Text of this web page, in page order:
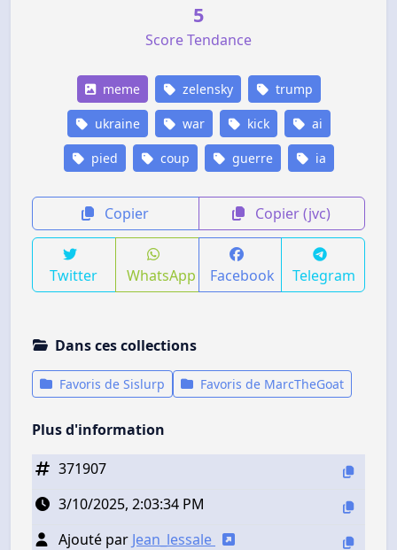
5
Score Tendance
meme zelensky trump
ukraine war kick ai
pied coup guerre ia
Copier Copier (jvc)
Twitter WhatsApp Facebook Telegram
Dans ces collections
Favoris de Sislurp Favoris de MarcTheGoat
Plus d'information
371907
3/10/2025, 2:03:34 PM
Ajouté par Jean_lessale